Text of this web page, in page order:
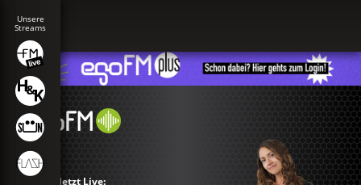
Jetzt Live: